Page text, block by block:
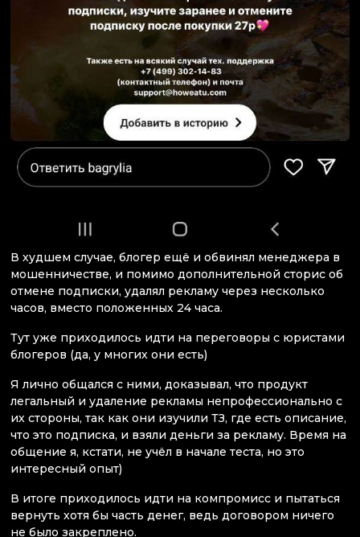
В худшем случае, блогер ещё и обвинял менеджера в
мошенничестве, и помимо дополнительной сторис об
отмене подписки, удалял рекламу через несколько
часов, вместо положенных 24 часа.
Тут уже приходилось идти на переговоры с юристами
блогеров (да, у многих они есть)
Я лично общался с ними, доказывал, что продукт
легальный и удаление рекламы непрофессионально с
их стороны, так как они изучили ТЗ, где есть описание,
что это подписка, и взяли деньги за рекламу. Время на
общение я, кстати, не учёл в начале теста, но это
интересный опыт)
В итоге приходилось идти на компромисс и пытаться
вернуть хотя бы часть денег, ведь договором ничего
не было закреплено.